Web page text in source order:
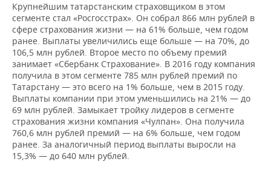
Крупнейшим татарстанским страховщиком в этом
сегменте стал «Росгосстрах». Он собрал 866 млн рублей в
сфере страхования жизни — на 61% больше, чем годом
ранее. Выплаты увеличились еще больше — на 70%, до
106,5 млн рублей. Второе место по объему премий
занимает «Сбербанк Страхование». В 2016 году компания
получила в этом сегменте 785 млн рублей премий по
Татарстану — это всего на 1% больше, чем в 2015 году.
Выплаты компании при этом уменьшились на 21% — до
69 млн рублей. Замыкает тройку лидеров в сегменте
страхования жизни компания «Чулпан». Она получила
760,6 млн рублей премий — на 6% больше, чем годом
ранее. За аналогичный период выплаты выросли на
15,3% — до 640 млн рублей.